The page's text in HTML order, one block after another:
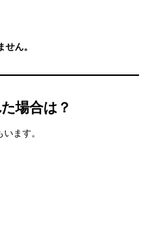
ん。
場合は？
ます。